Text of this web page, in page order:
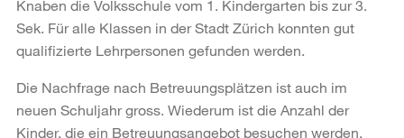
Knaben die Volksschule vom 1. Kindergarten bis zur 3.
Sek. Für alle Klassen in der Stadt Zürich konnten gut
qualifizierte Lehrpersonen gefunden werden.
Die Nachfrage nach Betreuungsplätzen ist auch im
neuen Schuljahr gross. Wiederum ist die Anzahl der
Kinder, die ein Betreuungsangebot besuchen werden,